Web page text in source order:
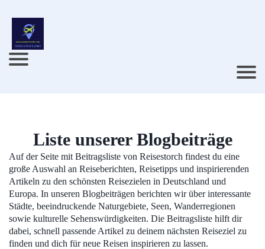
Liste unserer Blogbeiträge
Auf der Seite mit Beitragsliste von Reisestorch findest du eine
große Auswahl an Reiseberichten, Reisetipps und inspirierenden
Artikeln zu den schönsten Reisezielen in Deutschland und
Europa. In unseren Blogbeiträgen berichten wir über interessante
Städte, beeindruckende Naturgebiete, Seen, Wanderregionen
sowie kulturelle Sehenswürdigkeiten. Die Beitragsliste hilft dir
dabei, schnell passende Artikel zu deinem nächsten Reiseziel zu
finden und dich für neue Reisen inspirieren zu lassen.